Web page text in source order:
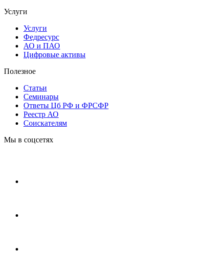
Услуги
Услуги
Федресурс
АО и ПАО
Цифровые активы
Полезное
Статьи
Cеминары
Ответы Цб РФ и ФРСФР
Реестр АО
Соискателям
Мы в соцсетях